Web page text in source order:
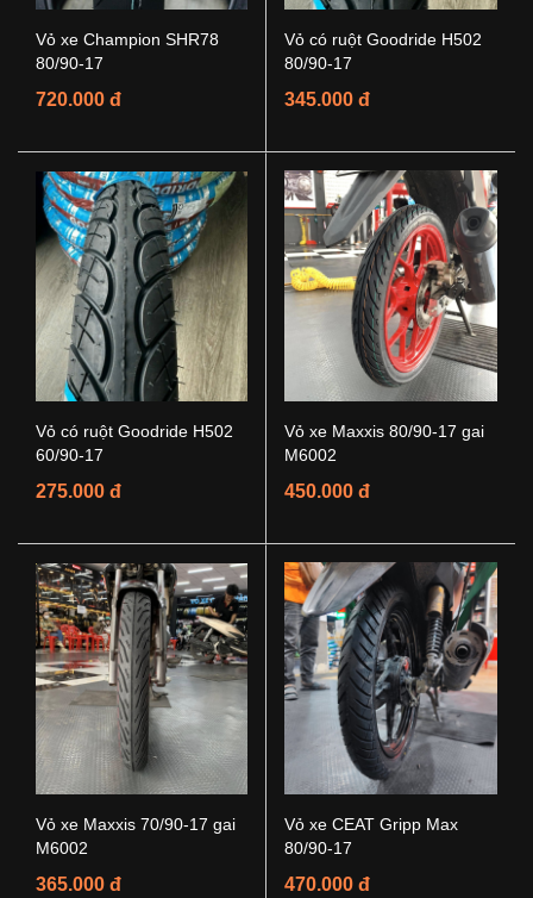
Vỏ xe Champion SHR78
80/90-17
720.000 đ
Vỏ có ruột Goodride H502
80/90-17
345.000 đ
Vỏ có ruột Goodride H502
60/90-17
275.000 đ
Vỏ xe Maxxis 80/90-17 gai
M6002
450.000 đ
Vỏ xe Maxxis 70/90-17 gai
M6002
365.000 đ
Vỏ xe CEAT Gripp Max
80/90-17
470.000 đ